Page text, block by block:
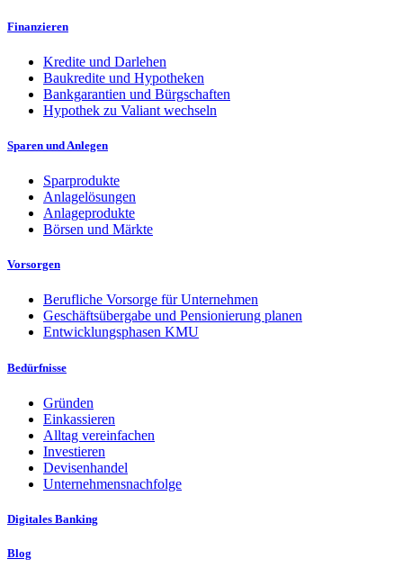
Finanzieren
Kredite und Darlehen
Baukredite und Hypotheken
Bankgarantien und Bürgschaften
Hypothek zu Valiant wechseln
Sparen und Anlegen
Sparprodukte
Anlagelösungen
Anlageprodukte
Börsen und Märkte
Vorsorgen
Berufliche Vorsorge für Unternehmen
Geschäftsübergabe und Pensionierung planen
Entwicklungsphasen KMU
Bedürfnisse
Gründen
Einkassieren
Alltag vereinfachen
Investieren
Devisenhandel
Unternehmensnachfolge
Digitales Banking
Blog